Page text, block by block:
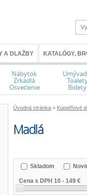
A DLAŽBY KATALÓGY,
Nábytok
Zrkadlá
Osvetlenie Bidety
Úvodná stránka » Kúpeľňové
Madlá
Skladom
Cena s DPH 10 - 149 €